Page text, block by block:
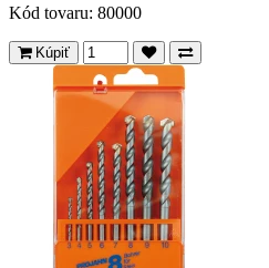
Kód tovaru: 80000
Kúpiť